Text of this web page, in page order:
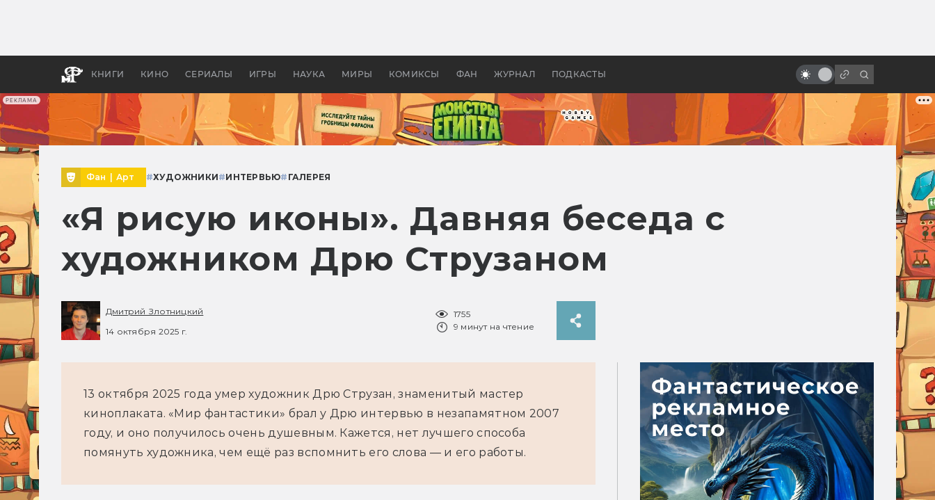
РЕКЛАМА
КНИГИ КИНО СЕРИАЛЫ ИГРЫ НАУКА МИРЫ КОМИКСЫ ФАН ЖУРНАЛ ПОДКАСТЫ
апокалипсис, в России —
бы «Властелина колец»
культуру и стали великими
Фан Арт #ХУДОЖНИКИ#ИНТЕРВЬЮ# ГАЛЕРЕЯ
«Я рисую иконы». Давняя беседа с
художником Дрю Струзаном
Дмитрий Злотницкий
14 октября 2025 г.
1755
9 минут на чтение
13 октября 2025 года умер художник Дрю Струзан, знаменитый мастер
киноплаката. «Мир фантастики» брал у Дрю интервью в незапамятном 2007
году, и оно получилось очень душевным. Кажется, нет лучшего способа
помянуть художника, чем ещё раз вспомнить его слова — и его работы.